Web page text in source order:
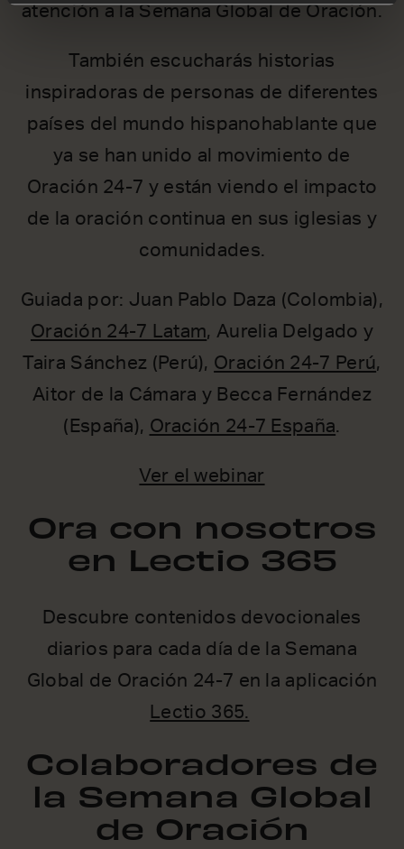
atención a la Semana Global de Oración.
También escucharás historias
inspiradoras de personas de diferentes
países del mundo hispanohablante que
ya se han unido al movimiento de
Oración 24-7 y están viendo el impacto
de la oración continua en sus iglesias y
comunidades.
Guiada por: Juan Pablo Daza (Colombia),
Oración 24-7 Latam, Aurelia Delgado y
Taira Sánchez (Perú), Oración 24-7 Perú,
Aitor de la Cámara y Becca Fernández
(España), Oración 24-7 España.
Ver el webinar
Ora con nosotros
en Lectio 365
Descubre contenidos devocionales
diarios para cada día de la Semana
Global de Oración 24-7 en la aplicación
Lectio 365.
Colaboradores de
la Semana Global
de Oración